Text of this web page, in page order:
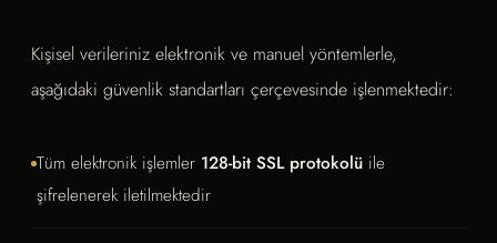
Kişisel verileriniz elektronik ve manuel yöntemlerle,
aşağıdaki güvenlik standartları çerçevesinde işlenmektedir:
Tüm elektronik işlemler 128-bit SSL protokolü ile
şifrelenerek iletilmektedir